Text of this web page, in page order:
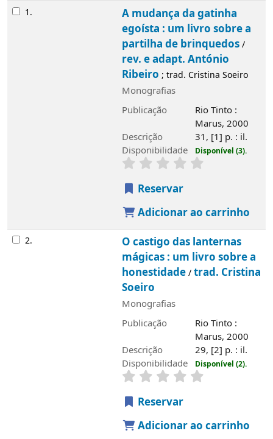
Resultados
1.
A mudança da gatinha
egoísta : um livro sobre a
partilha de brinquedos/
rev. e adapt. António
Ribeiro ; trad. Cristina Soeiro
Monografias
Publicação
Rio Tinto :
Marus, 2000
Descrição
31, [1] p. : il.
Disponibilidade
Disponível (3).
Reservar
Adicionar ao carrinho
2.
O castigo das lanternas
mágicas : um livro sobre a
honestidade/trad. Cristina
Soeiro
Monografias
Publicação
Rio Tinto :
Marus, 2000
Descrição
29, [2] p. : il.
Disponibilidade
Disponível (2).
Reservar
Adicionar ao carrinho